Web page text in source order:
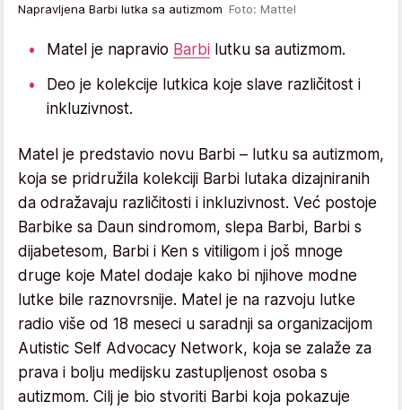
Napravljena Barbi lutka sa autizmom Foto: Mattel
Matel je napravio Barbi lutku sa autizmom.
Deo je kolekcije lutkica koje slave različitost i
inkluzivnost.
Matel je predstavio novu Barbi – lutku sa autizmom,
koja se pridružila kolekciji Barbi lutaka dizajniranih
da odražavaju različitosti i inkluzivnost. Već postoje
Barbike sa Daun sindromom, slepa Barbi, Barbi s
dijabetesom, Barbi i Ken s vitiligom i još mnoge
druge koje Matel dodaje kako bi njihove modne
lutke bile raznovrsnije. Matel je na razvoju lutke
radio više od 18 meseci u saradnji sa organizacijom
Autistic Self Advocacy Network, koja se zalaže za
prava i bolju medijsku zastupljenost osoba s
autizmom. Cilj je bio stvoriti Barbi koja pokazuje